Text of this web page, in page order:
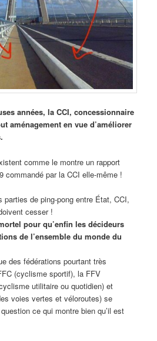
années, la CCI, concessionnaire
aménagement en vue d’améliorer
comme le montre un rapport
commandé par la CCI elle-même !
parties de ping-pong entre État, CCI,
cesser !
pour qu’enfin les décideurs
de l’ensemble du monde du
des fédérations pourtant très
(cyclisme sportif), la FFV
utilitaire ou quotidien) et
voies vertes et véloroutes) se
ce qui montre bien qu’il est